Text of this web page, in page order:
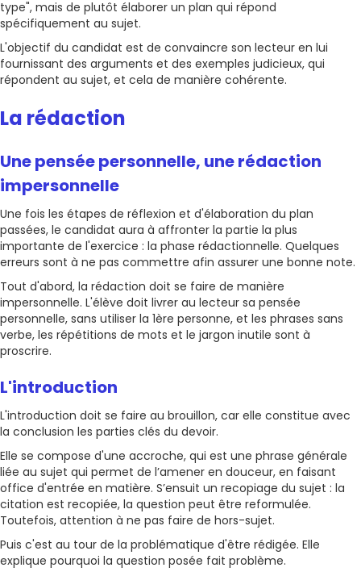
type", mais de plutôt élaborer un plan qui répond
spécifiquement au sujet.
L'objectif du candidat est de convaincre son lecteur en lui
fournissant des arguments et des exemples judicieux, qui
répondent au sujet, et cela de manière cohérente.
La rédaction
Une pensée personnelle, une rédaction
impersonnelle
Une fois les étapes de réflexion et d'élaboration du plan
passées, le candidat aura à affronter la partie la plus
importante de l'exercice : la phase rédactionnelle. Quelques
erreurs sont à ne pas commettre afin assurer une bonne note.
Tout d'abord, la rédaction doit se faire de manière
impersonnelle. L'élève doit livrer au lecteur sa pensée
personnelle, sans utiliser la 1ère personne, et les phrases sans
verbe, les répétitions de mots et le jargon inutile sont à
proscrire.
L'introduction
L'introduction doit se faire au brouillon, car elle constitue avec
la conclusion les parties clés du devoir.
Elle se compose d'une accroche, qui est une phrase générale
liée au sujet qui permet de l’amener en douceur, en faisant
office d'entrée en matière. S’ensuit un recopiage du sujet : la
citation est recopiée, la question peut être reformulée.
Toutefois, attention à ne pas faire de hors-sujet.
Puis c'est au tour de la problématique d'être rédigée. Elle
explique pourquoi la question posée fait problème.